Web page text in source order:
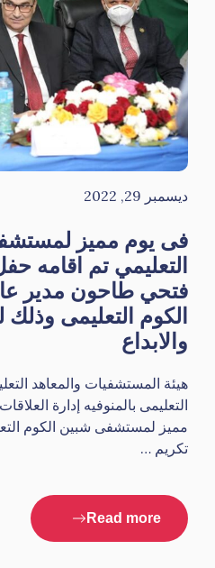
ديسمبر 29, 2022
فى يوم مميز
التعليمي تم اقامه
فتحي طاحون مدير
الكوم التعليمى
والابداع
هيئة المستشفيات والمعاهد
التعليمى بالمنوفيه إدارة
مميز لمستشفى شبين الكوم
تكريم …
Read more